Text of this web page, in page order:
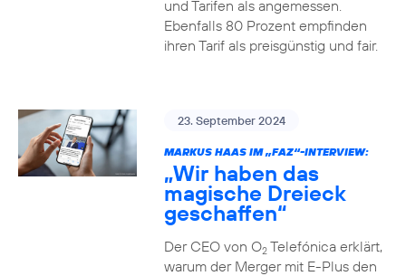
und Tarifen als angemessen.
Ebenfalls 80 Prozent empfinden
ihren Tarif als preisgünstig und fair.
23. September 2024
MARKUS HAAS IM „FAZ“-INTERVIEW:
„Wir haben das
magische Dreieck
geschaffen“
Der CEO von O2Telefónica erklärt,
warum der Merger mit E-Plus den